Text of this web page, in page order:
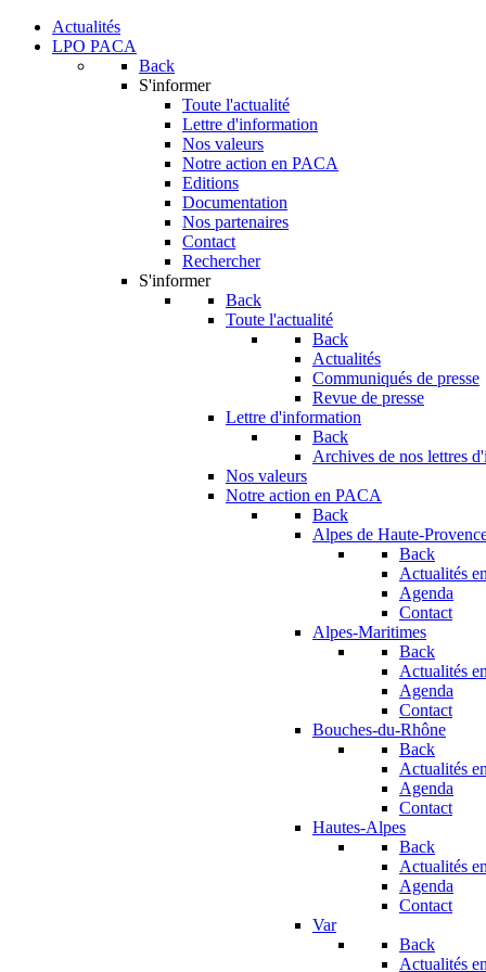
Actualités
LPO PACA
Back
S'informer
Toute l'actualité
Lettre d'information
Nos valeurs
Notre action en PACA
Editions
Documentation
Nos partenaires
Contact
Rechercher
S'informer
Back
Toute l'actualité
Back
Actualités
Communiqués de presse
Revue de presse
Lettre d'information
Back
Archives de nos lettres
Nos valeurs
Notre action en PACA
Back
Alpes de Haute-
Back
Actualités
Agenda
Contact
Alpes-Maritimes
Back
Actualités
Agenda
Contact
Bouches-du-Rhône
Back
Actualités
Agenda
Contact
Hautes-Alpes
Back
Actualités
Agenda
Contact
Var
Back
Actualités